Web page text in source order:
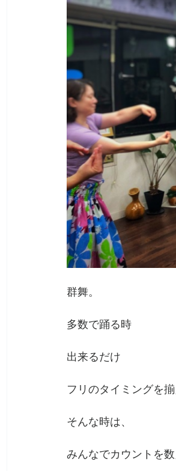
群舞。
多数で踊る時
出来るだけ
フリのタイミングを
そんな時は、
みんなでカウントを数